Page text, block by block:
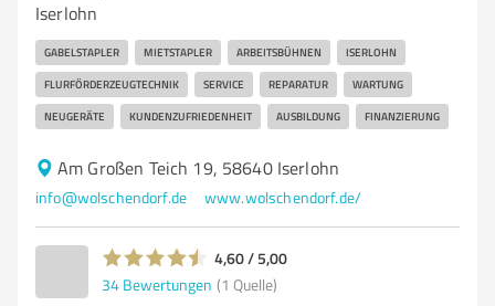
Iserlohn
GABELSTAPLER MIETSTAPLER ARBEITSBÜHNEN ISERLOHN
FLURFÖRDERZEUGTECHNIK SERVICE REPARATUR WARTUNG
NEUGERÄTE KUNDENZUFRIEDENHEIT AUSBILDUNG FINANZIERUNG
Am Großen Teich 19, 58640 Iserlohn
info@wolschendorf.de www.wolschendorf.de/
4,60 / 5,00
34 Bewertungen (1 Quelle)